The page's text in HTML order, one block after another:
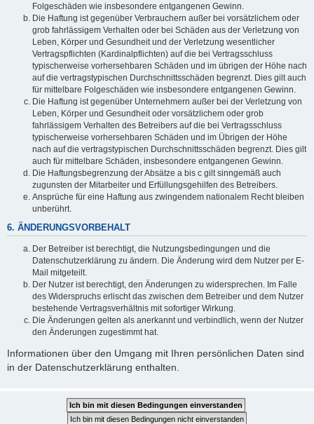
Folgeschäden wie insbesondere entgangenen Gewinn.
Die Haftung ist gegenüber Verbrauchern außer bei vorsätzlichem oder
grob fahrlässigem Verhalten oder bei Schäden aus der Verletzung von
Leben, Körper und Gesundheit und der Verletzung wesentlicher
Vertragspflichten (Kardinalpflichten) auf die bei Vertragsschluss
typischerweise vorhersehbaren Schäden und im übrigen der Höhe nach
auf die vertragstypischen Durchschnittsschäden begrenzt. Dies gilt auch
für mittelbare Folgeschäden wie insbesondere entgangenen Gewinn.
Die Haftung ist gegenüber Unternehmern außer bei der Verletzung von
Leben, Körper und Gesundheit oder vorsätzlichem oder grob
fahrlässigem Verhalten des Betreibers auf die bei Vertragsschluss
typischerweise vorhersehbaren Schäden und im Übrigen der Höhe
nach auf die vertragstypischen Durchschnittsschäden begrenzt. Dies gilt
auch für mittelbare Schäden, insbesondere entgangenen Gewinn.
Die Haftungsbegrenzung der Absätze a bis c gilt sinngemäß auch
zugunsten der Mitarbeiter und Erfüllungsgehilfen des Betreibers.
Ansprüche für eine Haftung aus zwingendem nationalem Recht bleiben
unberührt.
6. ÄNDERUNGSVORBEHALT
Der Betreiber ist berechtigt, die Nutzungsbedingungen und die
Datenschutzerklärung zu ändern. Die Änderung wird dem Nutzer per E-
Mail mitgeteilt.
Der Nutzer ist berechtigt, den Änderungen zu widersprechen. Im Falle
des Widerspruchs erlischt das zwischen dem Betreiber und dem Nutzer
bestehende Vertragsverhältnis mit sofortiger Wirkung.
Die Änderungen gelten als anerkannt und verbindlich, wenn der Nutzer
den Änderungen zugestimmt hat.
Informationen über den Umgang mit Ihren persönlichen Daten sind
in der Datenschutzerklärung enthalten.